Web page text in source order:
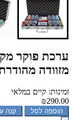
מזוודה
זמינות: קיים במלאי
₪290.00
הוספה לסל קנה